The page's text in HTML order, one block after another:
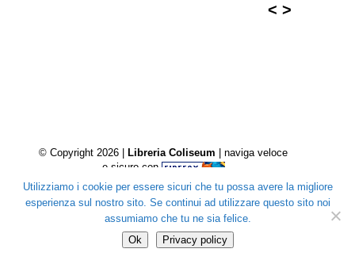
< >
© Copyright 2026 | Libreria Coliseum | naviga veloce
e sicuro con
Utilizziamo i cookie per essere sicuri che tu possa avere la migliore
esperienza sul nostro sito. Se continui ad utilizzare questo sito noi
assumiamo che tu ne sia felice.
Ok
Privacy policy